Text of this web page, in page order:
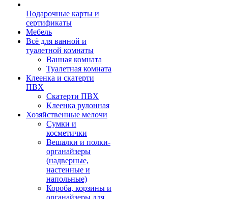
Подарочные карты и
сертификаты
Мебель
Всё для ванной и
туалетной комнаты
Ванная комната
Туалетная комната
Клеенка и скатерти
ПВХ
Скатерти ПВХ
Клеенка рулонная
Хозяйственные мелочи
Сумки и
косметички
Вешалки и полки-
органайзеры
(надверные,
настенные и
напольные)
Короба, корзины и
органайзеры для